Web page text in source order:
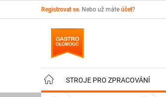
Registrovat se. Nebo už máte účet?
STROJE PRO ZPRACOVÁNÍ